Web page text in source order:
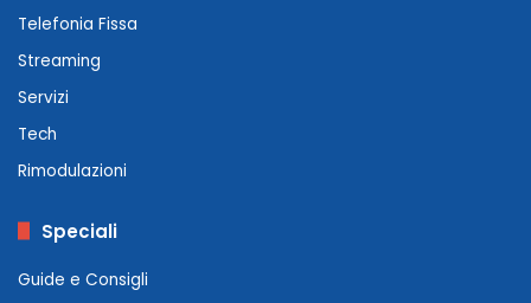
Telefonia Fissa
Streaming
Servizi
Tech
Rimodulazioni
Speciali
Guide e Consigli